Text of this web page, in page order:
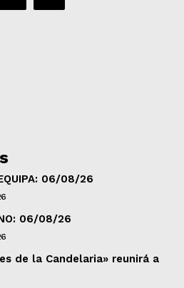
06/08/26
06/08/26
de la Candelaria» reunirá a